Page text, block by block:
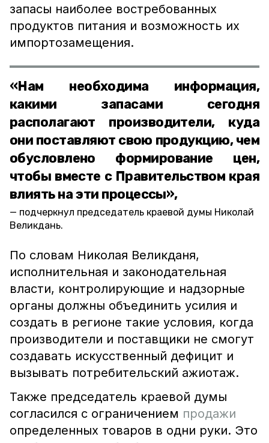
запасы наиболее востребованных
продуктов питания и возможность их
импортозамещения.
«Нам необходима информация,
какими запасами сегодня
располагают производители, куда
они поставляют свою продукцию, чем
обусловлено формирование цен,
чтобы вместе с Правительством края
влиять на эти процессы»,
подчеркнул председатель краевой думы Николай
Великдань.
По словам Николая Великданя,
исполнительная и законодательная
власти, контролирующие и надзорные
органы должны объединить усилия и
создать в регионе такие условия, когда
производители и поставщики не смогут
создавать искусственный дефицит и
вызывать потребительский ажиотаж.
Также председатель краевой думы
согласился с ограничением продажи
определенных товаров в одни руки. Это